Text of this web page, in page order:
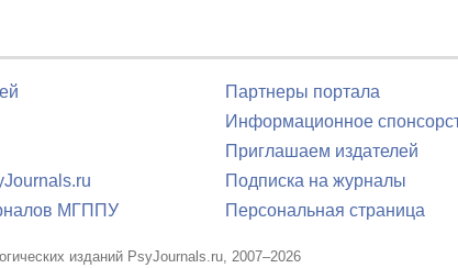
МГППУ
Партнеры портала
Информационное
Приглашаем издателей
Подписка на журналы
Персональная страница
изданий PsyJournals.ru, 2007–2026